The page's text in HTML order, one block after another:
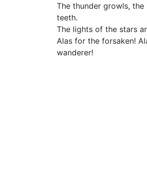
The thunder growls,
teeth.
The lights of the stars
Alas for the forsaken!
wanderer!